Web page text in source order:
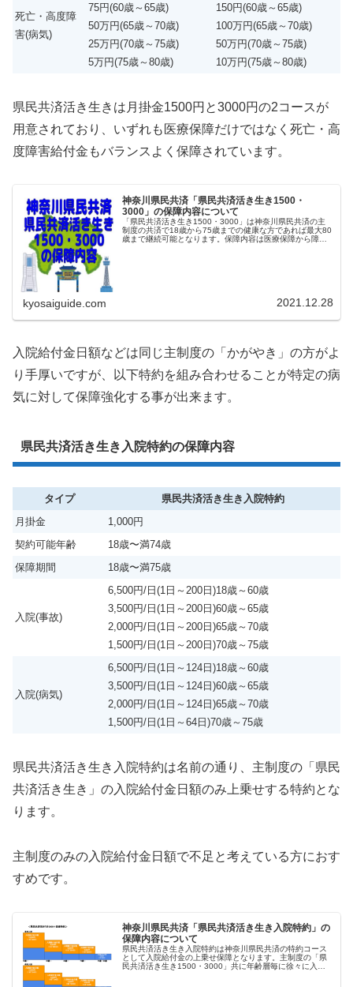
死亡・高度障
害(病気)
75円(60歳～65歳)
50万円(65歳～70歳)
25万円(70歳～75歳)
5万円(75歳～80歳)
150円(60歳～65歳)
100万円(65歳～70歳)
50万円(70歳～75歳)
10万円(75歳～80歳)
県民共済活き生きは月掛金1500円と3000円の2コースが
用意されており、いずれも医療保障だけではなく死亡・高
度障害給付金もバランスよく保障されています。
神奈川県民共済「県民共済活き生き1500・
3000」の保障内容について
「県民共済活き生き1500・3000」は神奈川県民共済の主
制度の共済で18歳から75歳までの健康な方であれば最大80
歳まで継続可能となります。保障内容は医療保障から障
kyosaiguide.com 2021.12.28
入院給付金日額などは同じ主制度の「かがやき」の方がよ
り手厚いですが、以下特約を組み合わせることが特定の病
気に対して保障強化する事が出来ます。
県民共済活き生き入院特約の保障内容
タイプ
県民共済活き生き入院特約
月掛金
1,000円
契約可能年齢
18歳〜満74歳
保障期間
18歳〜満75歳
入院(事故)
6,500円/日(1日～200日)18歳～60歳
3,500円/日(1日～200日)60歳～65歳
2,000円/日(1日～200日)65歳～70歳
1,500円/日(1日～200日)70歳～75歳
入院(病気)
6,500円/日(1日～124日)18歳～60歳
3,500円/日(1日～124日)60歳～65歳
2,000円/日(1日～124日)65歳～70歳
1,500円/日(1日～64日)70歳～75歳
県民共済活き生き入院特約は名前の通り、主制度の「県民
共済活き生き」の入院給付金日額のみ上乗せする特約とな
ります。
主制度のみの入院給付金日額で不足と考えている方におす
すめです。
神奈川県民共済「県民共済活き生き入院特約」の
保障内容について
県民共済活き生き入院特約は神奈川県民共済の特約コース
として入院給付金の上乗せ保障となります。主制度の「県
民共済活き生き1500・3000」共に年齢層毎に徐々に入院